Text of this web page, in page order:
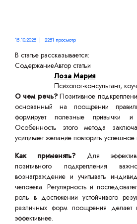
15.10.2025 | 2251 просмотр
В статье рассказывается:
СодержаниеАвтор статьи
Лоза Мария
Психолог-консультант,
О чем речь?Позитивное
основанный на поощрении
формирует полезные привычки и
Особенность этого метода
усиливает желание повторить
Как применять? Для
позитивного подкрепления
вознаграждение и учитывать
человека. Регулярность и
роль в достижении устойчивого
различных форм поощрения делает
эффективнее.